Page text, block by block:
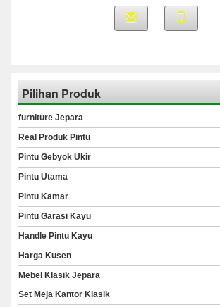
Pilihan Produk
furniture Jepara
Real Produk Pintu
Pintu Gebyok Ukir
Pintu Utama
Pintu Kamar
Pintu Garasi Kayu
Handle Pintu Kayu
Harga Kusen
Mebel Klasik Jepara
Set Meja Kantor Klasik